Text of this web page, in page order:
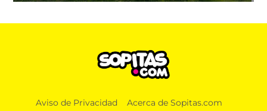
Aviso de Privacidad Acerca de Sopitas.com